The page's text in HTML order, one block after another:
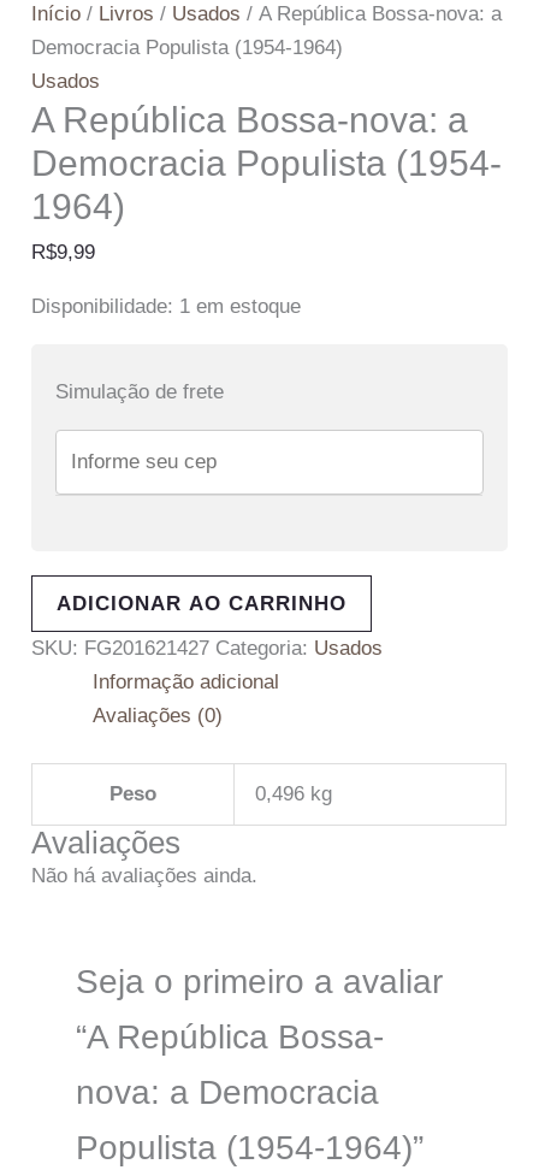
Início / Livros / Usados / A República Bossa-nova: a
Democracia Populista (1954-1964)
Usados
A República Bossa-nova: a
Democracia Populista (1954-
1964)
R$9,99
Disponibilidade: 1 em estoque
Simulação de frete
ADICIONAR AO CARRINHO
SKU: FG201621427 Categoria: Usados
Informação adicional
Avaliações (0)
Peso 0,496 kg
Avaliações
Não há avaliações ainda.
Seja o primeiro a avaliar
“A República Bossa-
nova: a Democracia
Populista (1954-1964)”